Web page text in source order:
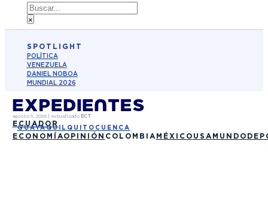
Buscar
×
SPOTLIGHT
POLÍTICA
VENEZUELA
DANIEL NOBOA
MUNDIAL 2026
agosto 9, 2026| Actualizado ECT
ECUADOR
GUAYAQUIL QUITO CUENCA
ECONOMÍAOPINIÓN COLOMBIA MÉXICO USA MUNDO